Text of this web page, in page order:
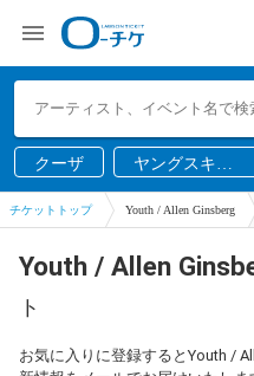
クーザ
ヤングスキニ
ー
チケットトップ Youth / Allen Ginsberg
Youth / Allen
ト
お気に入りに登録するとYouth /